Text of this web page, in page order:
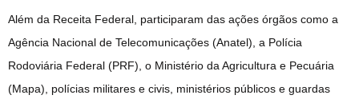
Além da Receita Federal, participaram das ações órgãos como a
Agência Nacional de Telecomunicações (Anatel), a Polícia
Rodoviária Federal (PRF), o Ministério da Agricultura e Pecuária
(Mapa), polícias militares e civis, ministérios públicos e guardas